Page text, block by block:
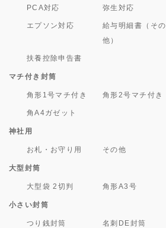
PCA対応 弥生対応
エプソン対応
給与明細書（その
他）
扶養控除申告書
マチ付き封筒
角形1号マチ付き 角形2号マチ付き
角A4ガゼット
神社用
お札・お守り用 その他
大型封筒
大型袋 2切判 角形A3号
小さい封筒
つり銭封筒 名刺DE封筒